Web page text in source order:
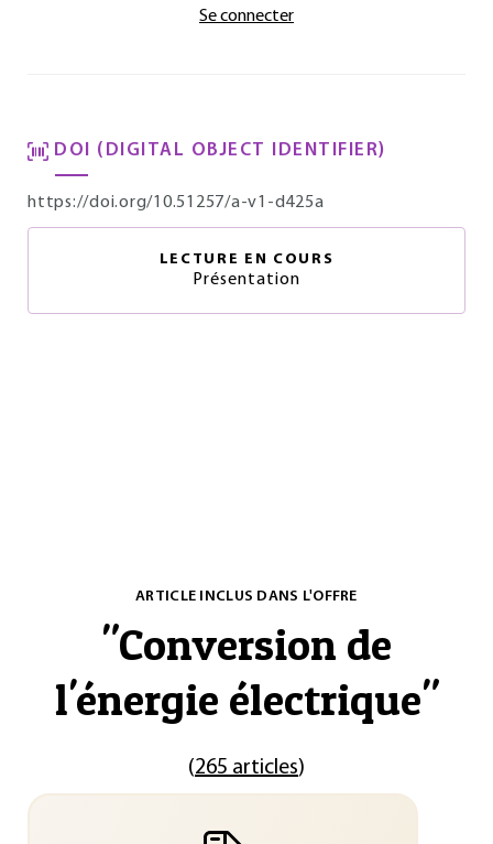
Se connecter
DOI (DIGITAL OBJECT IDENTIFIER)
https://doi.org/10.51257/a-v1-d425a
LECTURE EN COURS
Présentation
ARTICLE INCLUS DANS L'OFFRE
"Conversion de
l'énergie électrique"
(265 articles)